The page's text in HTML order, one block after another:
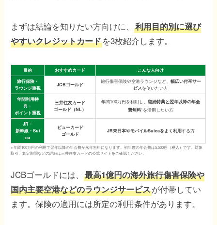
まずは結論を知りたい方向けに、利用目的別に選び
やすいクレジットカードを3枚紹介します。
目的 おすすめカード
こんな人向け
旅行保険・
ラウンジ重視
JCBゴールド
旅行傷害保険や空港ラウンジなど、 幅広い付帯サー
ビスを使いたい方
年間利用特
典・
ポイント重視
三井住友カード
ゴールド （NL）
年間100万円を利用し、継続特典と翌年以降の年会
費無料※ を活用したい方
JR・
新幹線・Sui
ca
ビューカード
ゴールド
JR東日本やモバイルSuicaをよく利用する方
※ 年間100万円の利用で翌年以降の年会費が永年無料になります。初年度の年会費は5,500円（税込）です。対象
取引、算定期間などの詳細は三井住友カードの公式サイトをご確認ください。
JCBゴールドには、最高1億円の海外旅行傷害保険や
国内主要空港などのラウンジサービスが付帯してい
ます。保険の適用には所定の利用条件があります。